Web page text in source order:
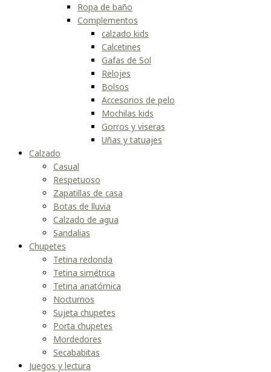
Ropa de baño
Complementos
calzado kids
Calcetines
Gafas de Sol
Relojes
Bolsos
Accesorios de pelo
Mochilas kids
Gorros y viseras
Uñas y tatuajes
Calzado
Casual
Respetuoso
Zapatillas de casa
Botas de lluvia
Calzado de agua
Sandalias
Chupetes
Tetina redonda
Tetina simétrica
Tetina anatómica
Nocturnos
Sujeta chupetes
Porta chupetes
Mordedores
Secababitas
Juegos y lectura